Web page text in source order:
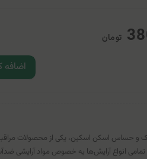
تومان
حساس اسکن اسکین، یکی از محصولات
انواع آرایش‌ها به خصوص مواد آرایشی